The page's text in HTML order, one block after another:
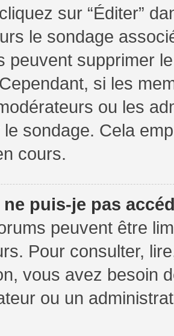
sur “Éditer”
le sondage
peuvent supprimer
si les
ou les
sondage. Cela
cours.
puis-je pas
peuvent être
Pour consulter,
vous avez besoin
ou un